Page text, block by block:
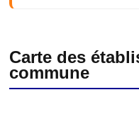
Carte des
commune